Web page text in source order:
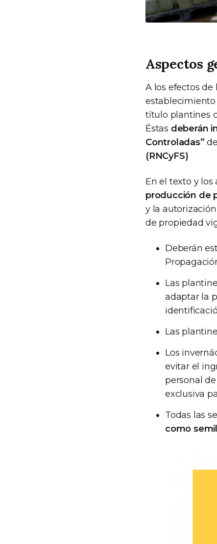
Aspectos
A los efectos
título plantines
Éstas deberán
Controladas”
(RNCyFS)
En el texto y los
producción de
y la
de propiedad
Deberán
Las
adaptar la
Las
Los
evitar el
personal
exclusiva
Todas las
como